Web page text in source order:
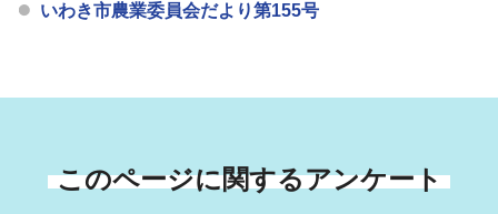
いわき市農業委員会だより第155号
このページに関するアンケート